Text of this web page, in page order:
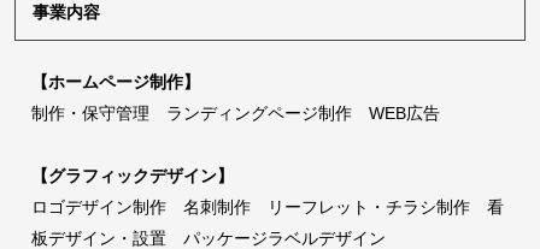
事業内容
【ホームページ制作】
制作・保守管理 ランディングページ制作 WEB広告
【グラフィックデザイン】
ロゴデザイン制作 名刺制作 リーフレット・チラシ制作 看
板デザイン・設置 パッケージラベルデザイン